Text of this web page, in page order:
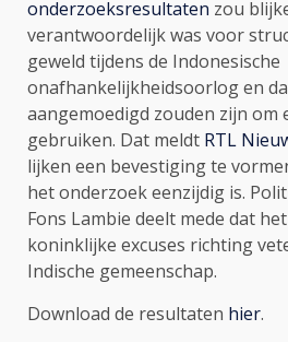
onderzoeksresultaten zou
verantwoordelijk was voor
geweld tijdens de Indonesische
onafhankelijkheidsoorlog en
aangemoedigd zouden zijn om
gebruiken. Dat meldt RTL
lijken een bevestiging te
het onderzoek eenzijdig is.
Fons Lambie deelt mede dat
koninklijke excuses richting
Indische gemeenschap.
Download de resultaten hier.